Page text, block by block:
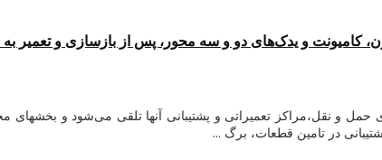
حمل و نقل،مراکز تعمیراتی و پشتیبانی آنها تلقی می‌شود و
در تامین قطعات، برگ ...